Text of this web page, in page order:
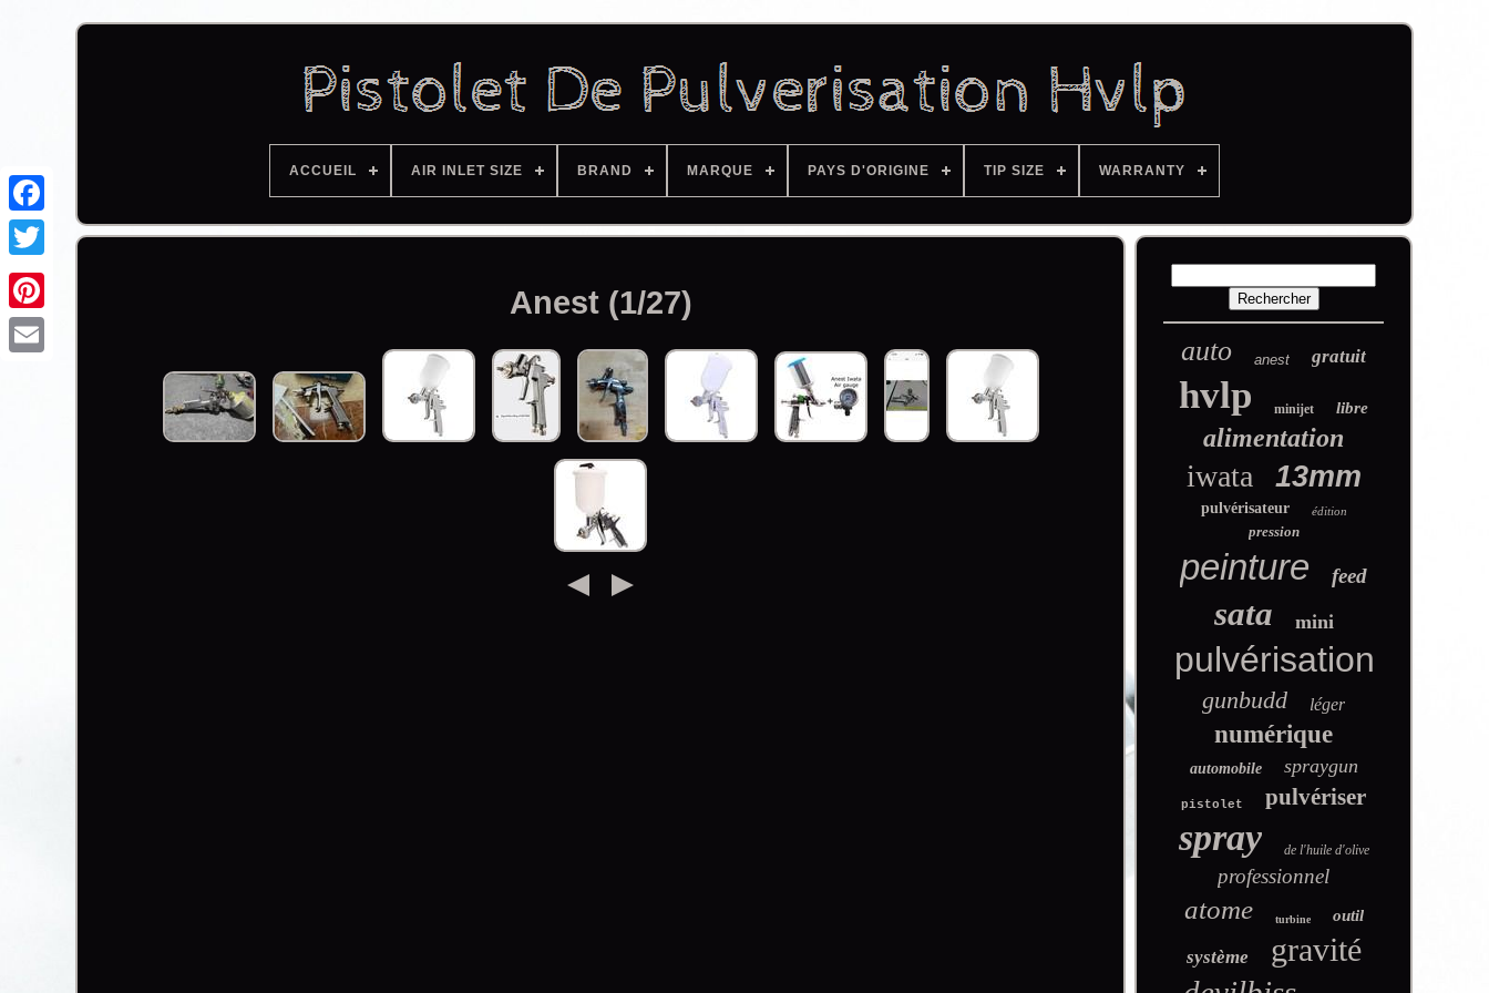
Facebook
ACCUEIL AIR INLET SIZE BRAND MARQUE PAYS D'ORIGINE TIP SIZE WARRANTY
Anest (1/27)
auto anest gratuit
hvlp minijet libre
alimentation
iwata 13mm
pulvérisateur édition
pression
peinture feed
sata mini
pulvérisation
gunbudd léger
numérique
automobile spraygun
pistolet pulvériser
spray de l'huile d'olive
professionnel
atome turbine outil
système gravité